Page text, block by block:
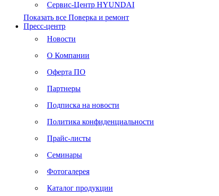
Сервис-Центр HYUNDAI
Показать все Поверка и ремонт
Пресс-центр
Новости
О Компании
Оферта ПО
Партнеры
Подписка на новости
Политика конфиденциальности
Прайс-листы
Семинары
Фотогалерея
Каталог продукции